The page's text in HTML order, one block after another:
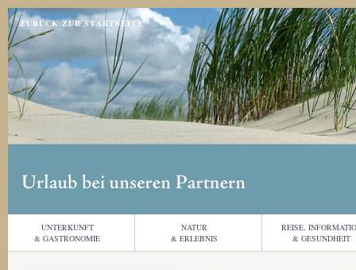
Jump to navigation
ZURÜCK ZUR STARTSEITE
UNTERKUNFT
& GASTRONOMIE
NATUR
& ERLEBNIS
REISE,
& GESUNDHEIT